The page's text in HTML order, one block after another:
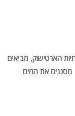
הארטישוק, מביאים
את המים